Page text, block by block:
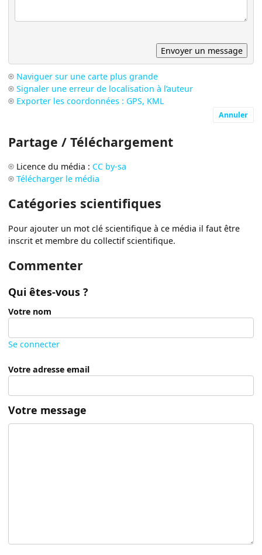
Naviguer sur une carte plus grande
Signaler une erreur de localisation à l’auteur
Exporter les coordonnées : GPS, KML
Annuler
Partage / Téléchargement
Licence du média : CC by-sa
Télécharger le média
Catégories scientifiques
Pour ajouter un mot clé scientifique à ce média il faut être
inscrit et membre du collectif scientifique.
Commenter
Qui êtes-vous ?
Votre nom
Se connecter
Votre adresse email
Votre message